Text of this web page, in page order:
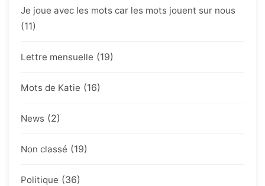
Je joue avec les mots car les mots jouent sur nous
(11)
Lettre mensuelle (19)
Mots de Katie (16)
News (2)
Non classé (19)
Politique (36)